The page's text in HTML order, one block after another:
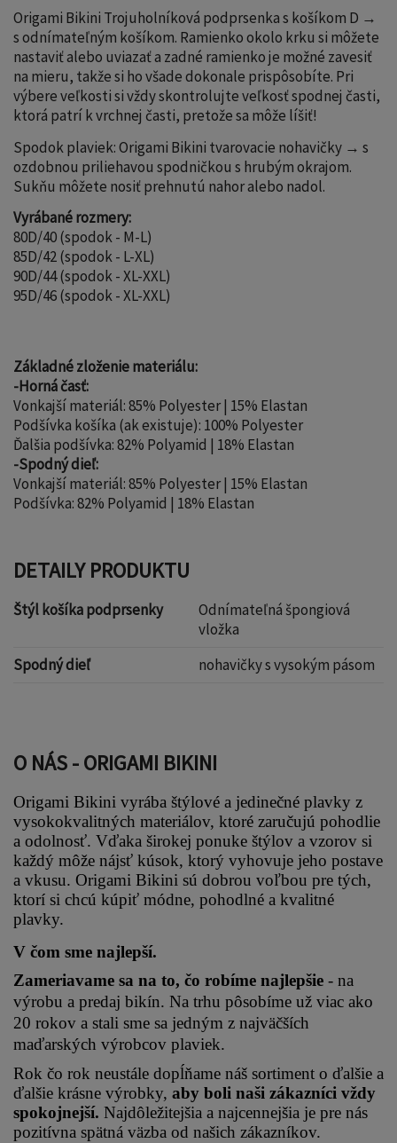
Origami Bikini Trojuholníková podprsenka s košíkom D →
s odnímateľným košíkom. Ramienko okolo krku si môžete
nastaviť alebo uviazať a zadné ramienko je možné zavesiť
na mieru, takže si ho všade dokonale prispôsobíte. Pri
výbere veľkosti si vždy skontrolujte veľkosť spodnej časti,
ktorá patrí k vrchnej časti, pretože sa môže líšiť!
Spodok plaviek: Origami Bikini tvarovacie nohavičky → s
ozdobnou priliehavou spodničkou s hrubým okrajom.
Sukňu môžete nosiť prehnutú nahor alebo nadol.
Vyrábané rozmery:
80D/40 (spodok - M-L)
85D/42 (spodok - L-XL)
90D/44 (spodok - XL-XXL)
95D/46 (spodok - XL-XXL)
Základné zloženie materiálu:
-Horná časť:
Vonkajší materiál: 85% Polyester | 15% Elastan
Podšívka košíka (ak existuje): 100% Polyester
Ďalšia podšívka: 82% Polyamid | 18% Elastan
-Spodný dieľ:
Vonkajší materiál: 85% Polyester | 15% Elastan
Podšívka: 82% Polyamid | 18% Elastan
DETAILY PRODUKTU
Štýl košíka podprsenky
Odnímateľná špongiová
vložka
Spodný dieľ
nohavičky s vysokým pásom
O NÁS - ORIGAMI BIKINI
Origami Bikini vyrába štýlové a jedinečné plavky z
vysokokvalitných materiálov, ktoré zaručujú pohodlie
a odolnosť. Vďaka širokej ponuke štýlov a vzorov si
každý môže nájsť kúsok, ktorý vyhovuje jeho postave
a vkusu. Origami Bikini sú dobrou voľbou pre tých,
ktorí si chcú kúpiť módne, pohodlné a kvalitné
plavky.
V čom sme najlepší.
Zameriavame sa na to, čo robíme najlepšie - na
výrobu a predaj bikín. Na trhu pôsobíme už viac ako
20 rokov a stali sme sa jedným z najväčších
maďarských výrobcov plaviek.
Rok čo rok neustále dopĺňame náš sortiment o ďalšie a
ďalšie krásne výrobky, aby boli naši zákazníci vždy
spokojnejší. Najdôležitejšia a najcennejšia je pre nás
pozitívna spätná väzba od našich zákazníkov.